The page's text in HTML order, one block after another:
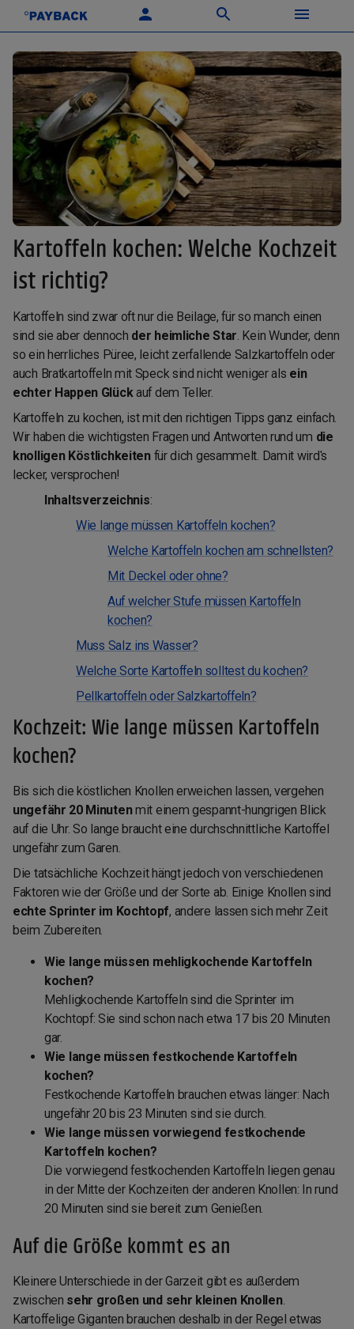
Kartoffeln kochen: Welche Kochzeit
ist richtig?
Kartoffeln sind zwar oft nur die Beilage, für so manch einen
sind sie aber dennoch der heimliche Star. Kein Wunder, denn
so ein herrliches Püree, leicht zerfallende Salzkartoffeln oder
auch Bratkartoffeln mit Speck sind nicht weniger als ein
echter Happen Glückauf dem Teller.
Kartoffeln zu kochen, ist mit den richtigen Tipps ganz einfach.
Wir haben die wichtigsten Fragen und Antworten rund um die
knolligen Köstlichkeitenfür dich gesammelt. Damit wird's
lecker, versprochen!
Inhaltsverzeichnis:
Wie lange müssen Kartoffeln kochen?
Welche Kartoffeln kochen am schnellsten?
Mit Deckel oder ohne?
Auf welcher Stufe müssen Kartoffeln
kochen?
Muss Salz ins Wasser?
Welche Sorte Kartoffeln solltest du kochen?
Pellkartoffeln oder Salzkartoffeln?
Kochzeit: Wie lange müssen Kartoffeln
kochen?
Bis sich die köstlichen Knollen erweichen lassen, vergehen
ungefähr 20 Minutenmit einem gespannt-hungrigen Blick
auf die Uhr. So lange braucht eine durchschnittliche Kartoffel
ungefähr zum Garen.
Die tatsächliche Kochzeit hängt jedoch von verschiedenen
Faktoren wie der Größe und der Sorte ab. Einige Knollen sind
echte Sprinter im Kochtopf, andere lassen sich mehr Zeit
beim Zubereiten.
Wie lange müssen mehligkochende Kartoffeln
kochen?
Mehligkochende Kartoffeln sind die Sprinter im
Kochtopf: Sie sind schon nach etwa 17 bis 20 Minuten
gar.
Wie lange müssen festkochende Kartoffeln
kochen?
Festkochende Kartoffeln brauchen etwas länger: Nach
ungefähr 20 bis 23 Minuten sind sie durch.
Wie lange müssen vorwiegend festkochende
Kartoffeln kochen?
Die vorwiegend festkochenden Kartoffeln liegen genau
in der Mitte der Kochzeiten der anderen Knollen: In rund
20 Minuten sind sie bereit zum Genießen.
Auf die Größe kommt es an
Kleinere Unterschiede in der Garzeit gibt es außerdem
zwischen sehr großen und sehr kleinen Knollen.
Kartoffelige Giganten brauchen deshalb in der Regel etwas